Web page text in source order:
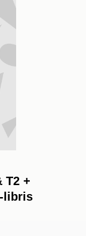
T2 +
libris